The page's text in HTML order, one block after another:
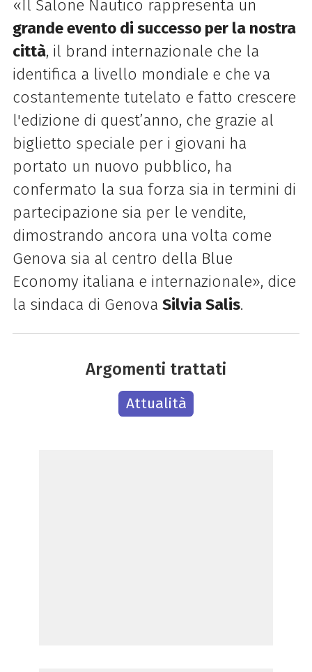
«Il Salone Nautico rappresenta un
grande evento di successo per la nostra
città, il brand internazionale che la
identifica a livello mondiale e che va
costantemente tutelato e fatto crescere
l'edizione di quest’anno, che grazie al
biglietto speciale per i giovani ha
portato un nuovo pubblico, ha
confermato la sua forza sia in termini di
partecipazione sia per le vendite,
dimostrando ancora una volta come
Genova sia al centro della Blue
Economy italiana e internazionale», dice
la sindaca di Genova Silvia Salis.
Argomenti trattati
Attualità